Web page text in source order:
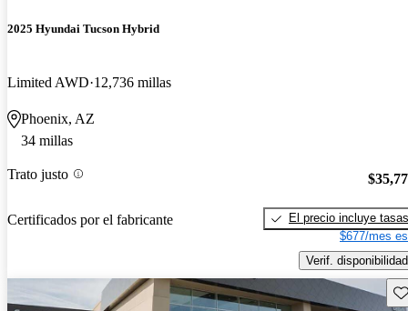
2025 Hyundai Tucson Hybrid
Limited AWD 12,736 millas
Phoenix, AZ
34 millas
Trato justo
Certificados por el fabricante
El precio incluye tasas
$677/mes
Verif. disponibilidad